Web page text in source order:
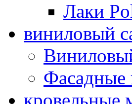
Лаки
виниловый
Фасадные